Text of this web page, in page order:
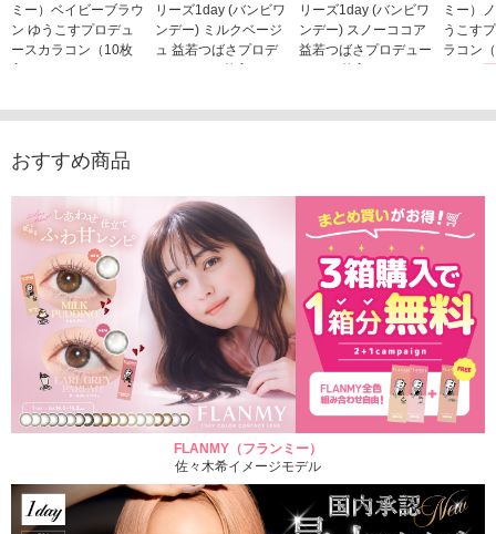
ミー）ベイビーブラウ
ン ゆうこすプロデュ
ースカラコン（10枚
リーズ1day (バンビワ
ンデー) ミルクベージ
ュ 益若つばさプロデ
リーズ1day (バンビワ
ンデー) スノーココア
益若つばさプロデュー
ミー）
うこす
ラコン
おすすめ商品
FLANMY（フランミー）
佐々木希イメージモデル